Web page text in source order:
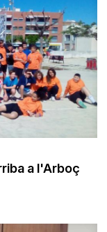
a l'Arboç